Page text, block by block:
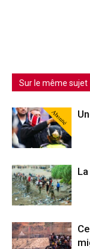
Sur le même sujet
Abonné